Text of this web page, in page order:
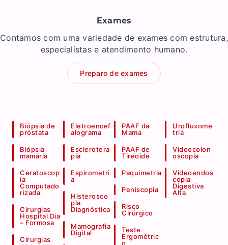
Exames
Contamos com uma variedade de exames com estrutura,
especialistas e atendimento humano.
Preparo de exames
Biópsia de
próstata
Biópsia
mamária
Ceratoscop
ia
Computado
rizada
Cirurgias
Hospital Dia
– Formosa
Cirurgias
Eletroencef
alograma
Esclerotera
pia
Espirometri
a
Histerosco
pia
Diagnóstica
Mamografia
Digital
PAAF da
Mama
PAAF de
Tireoide
Paquimetria
Peniscopia
Risco
Cirúrgico
Teste
Ergométric
o
Urofluxome
tria
Videocolon
oscopia
Videoendos
copia
Digestiva
Alta